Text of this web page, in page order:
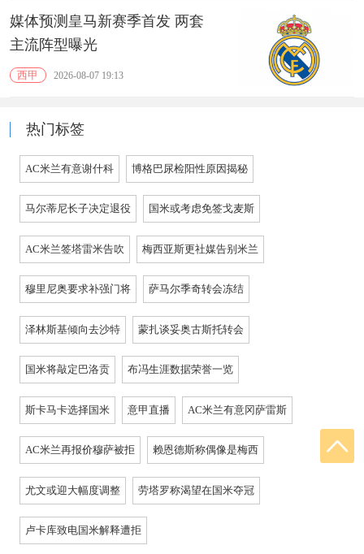
媒体预测皇马新赛季首发 两套
主流阵型曝光
西甲 2026-08-07 19:13
热门标签
AC米兰有意谢什科 博格巴尿检阳性原因揭秘
马尔蒂尼长子决定退役 国米或考虑免签戈麦斯
AC米兰签塔雷米告吹 梅西亚斯更社媒告别米兰
穆里尼奥要求补强门将 萨马尔季奇转会冻结
泽林斯基倾向去沙特 蒙扎谈妥奥古斯托转会
国米将敲定巴洛贡 布冯生涯数据荣誉一览
斯卡马卡选择国米 意甲直播 AC米兰有意冈萨雷斯
AC米兰再报价穆萨被拒 赖恩德斯称偶像是梅西
尤文或迎大幅度调整 劳塔罗称渴望在国米夺冠
卢卡库致电国米解释遭拒